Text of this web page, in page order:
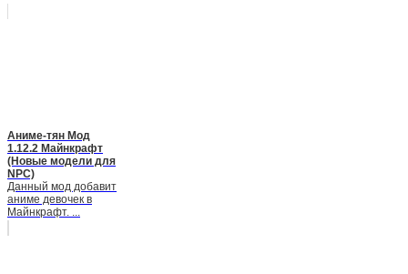
Аниме-тян Мод
1.12.2 Майнкрафт
(Новые модели для
NPC)
Данный мод добавит
аниме девочек в
Майнкрафт. ...